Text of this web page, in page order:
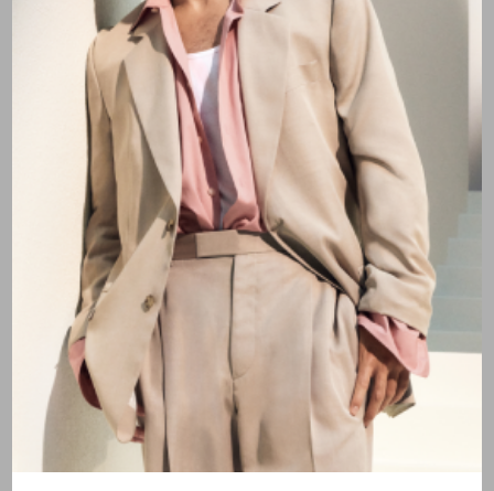
CALÇAS SLIM-FIT EM MISTURA
DE ALGODÃO ELÁSTICO
.620,
+ CORES
CAMISETA DE ALGODÃO
MERCERIZADO COM
MONOGRAMA DOUBLE B
11 CORES